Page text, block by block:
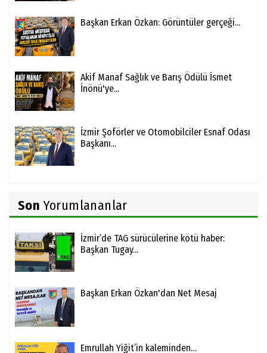
Başkan Erkan Özkan: Görüntüler gerçeği...
Akif Manaf Sağlık ve Barış Ödülü İsmet
İnönü'ye...
İzmir Şoförler ve Otomobilciler Esnaf Odası
Başkanı...
Son Yorumlananlar
İzmir’de TAG sürücülerine kötü haber:
Başkan Tugay...
Başkan Erkan Özkan'dan Net Mesaj
Emrullah Yiğit’in kaleminden…